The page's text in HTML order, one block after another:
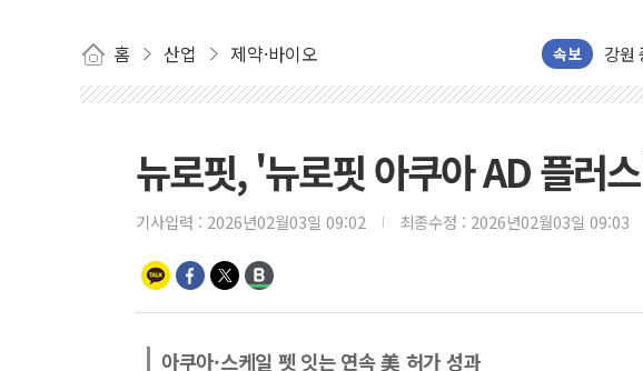
홈 산업 제약·바이오 속보
강원
청양
李대
'호우
주말
오
충
10월
뉴로핏, '뉴로핏 아쿠아 AD 플러
기사입력 : 2026년02월03일 09:02 최종수정 : 2026년02월03일 09:03
아쿠아·스케일 펫 잇는 연속 美 허가 성과